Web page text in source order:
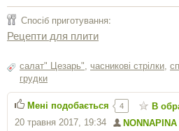
Спосіб приготування:
Рецепти для плити
салат" Цезарь" часникові стрілки
грудки
NONNAPINA
20 травня 2017, 19:34
Мені подобається 4 В